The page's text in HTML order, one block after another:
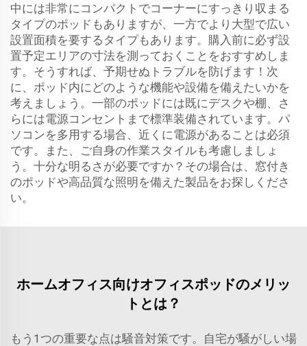
中には非常にコンパクトでコーナーにすっきり収まる
タイプのポッドもありますが、一方でより大型で広い
設置面積を要するタイプもあります。購入前に必ず設
置予定エリアの寸法を測っておくことをおすすめしま
す。そうすれば、予期せぬトラブルを防げます！次
に、ポッド内にどのような機能や設備を備えたいかを
考えましょう。一部のポッドには既にデスクや棚、さ
らには電源コンセントまで標準装備されています。パ
ソコンを多用する場合、近くに電源があることは必須
です。また、ご自身の作業スタイルも考慮しましょ
う。十分な明るさが必要ですか？その場合は、窓付き
のポッドや高品質な照明を備えた製品をお探しくださ
い。
ホームオフィス向けオフィスポッドのメリッ
トとは？
もう1つの重要な点は騒音対策です。自宅が騒がしい場